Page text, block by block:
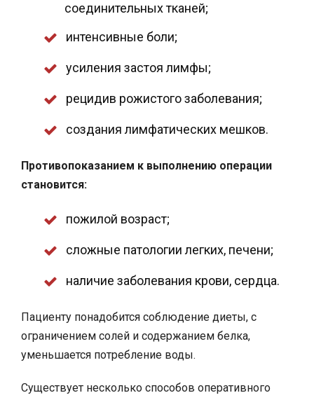
соединительных тканей;
интенсивные боли;
усиления застоя лимфы;
рецидив рожистого заболевания;
создания лимфатических мешков.
Противопоказанием к выполнению операции
становится:
пожилой возраст;
сложные патологии легких, печени;
наличие заболевания крови, сердца.
Пациенту понадобится соблюдение диеты, с
ограничением солей и содержанием белка,
уменьшается потребление воды.
Существует несколько способов оперативного